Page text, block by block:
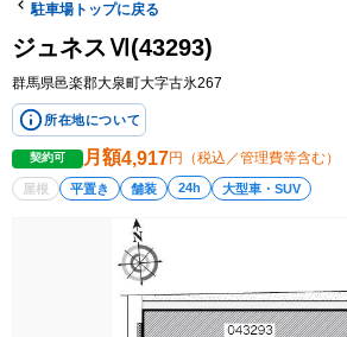
駐車場トップに戻る
ジュネスⅥ(43293)
群馬県邑楽郡大泉町大字古氷267
所在地について
契約可 月額4,917円（税込／管理費等含む）
屋根 平置き 舗装 24h 大型車・SUV